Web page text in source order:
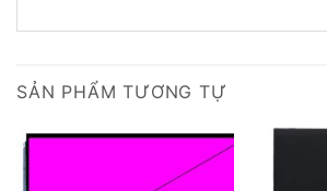
SẢN PHẨM TƯƠNG TỰ